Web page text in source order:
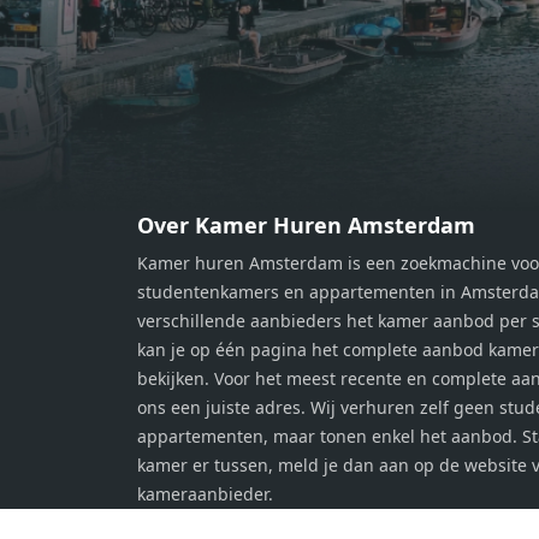
m² en 8 m². Beide kamers bieden tal
van mogelijkheden, zoals een fijne
werkplek, een logeerkamer of een
persoonlijke slaapkamer. De
gemak en privacy. Gelegen in een
Zaandam, bevindt de woning zich
op een perfecte locatie. Winkels,
openbaar vervoer en uitvalswegen
naar Amsterdam zijn allemaal
binnen handbereik. Bovendien
geniet je hier van de unieke
combinatie van stedelijke
voorzieningen en de ontspanning
van een serene woonomgeving. Ben
m²
van
op
naar
van
Over Kamer Huren Amsterdam
Kamer huren Amsterdam is een zoekmachine
studentenkamers en appartementen in
verschillende aanbieders het kamer aanbod per
kan je op één pagina het complete aanbod
bekijken. Voor het meest recente en complete
ons een juiste adres. Wij verhuren zelf geen
appartementen, maar tonen enkel het aanbod.
kamer er tussen, meld je dan aan op de website
kameraanbieder.